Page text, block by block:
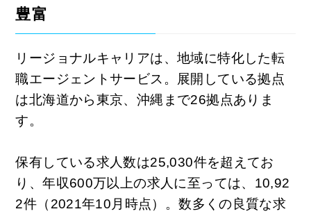
豊富
リージョナルキャリアは、地域に特化した転
職エージェントサービス。展開している拠点
は北海道から東京、沖縄まで26拠点ありま
す。
保有している求人数は25,030件を超えてお
り、年収600万以上の求人に至っては、10,92
2件（2021年10月時点）。数多くの良質な求